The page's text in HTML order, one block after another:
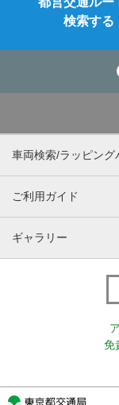
検索する
車両検索/ラッピング
ご利用ガイド
ギャラリー
免